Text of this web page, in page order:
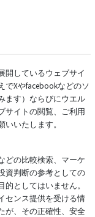
開しているウェブサイ
でXやfacebookなどのソ
ます）ならびにウエル
サイトの閲覧、ご利用
いたします。
どの比較検索、マーケ
資判断の参考としての
としてはいません。
センス提供を受ける情
が、その正確性、安全